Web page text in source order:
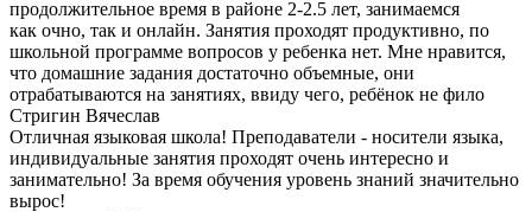
продолжительное время в районе 2-2.5 лет, занимаемся
как очно, так и онлайн. Занятия проходят продуктивно, по
школьной программе вопросов у ребенка нет. Мне нравится,
что домашние задания достаточно объемные, они
отрабатываются на занятиях, ввиду чего, ребёнок не фило
Стригин Вячеслав
Отличная языковая школа! Преподаватели - носители языка,
индивидуальные занятия проходят очень интересно и
занимательно! За время обучения уровень знаний значительно
вырос!